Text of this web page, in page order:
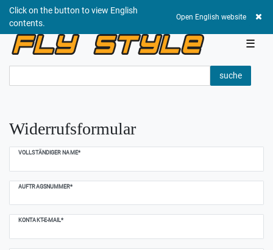
Click on the button to view English
contents.
Open English website
☰
suche
Widerrufs­formular
VOLLSTÄNDIGER NAME*
AUFTRAGSNUMMER*
KONTAKT-E-MAIL*
Ceres::Template.mailFormHoneypotLabel